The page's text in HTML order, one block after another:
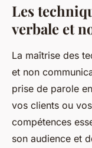
Les
verbale et
La maîtrise des
et non
prise de parole
vos clients ou
compétences
son audience et